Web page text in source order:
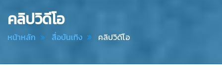
คลิปวิดีโอ
หน้าหลัก สื่อบันเทิง คลิปวิดีโอ